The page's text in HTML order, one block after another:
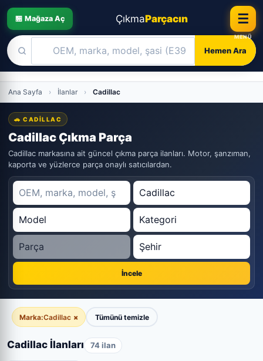
🏪 Mağaza Aç ÇıkmaParçacın
Hemen Ara
☰
to
content
Ana Sayfa › İlanlar › Cadillac
🚗 CADILLAC
Cadillac Çıkma Parça
Cadillac markasına ait güncel çıkma parça ilanları. Motor, şanzıman,
kaporta ve yüzlerce parça onaylı satıcılardan.
İncele
Marka:Cadillac × Tümünü temizle
Cadillac İlanları 74 ilan